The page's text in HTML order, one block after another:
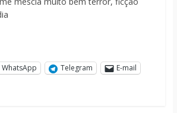
WhatsApp Telegram E-mail